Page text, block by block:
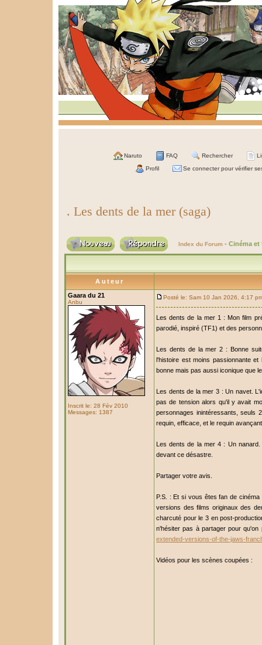
Naruto FAQ Rechercher
Profil Se connecter pour vérifier
. Les dents de la mer (saga)
Index du Forum - Cinéma et
Auteur
Gaara du 21
Anbu
Inscrit le: 28 Fév 2010
Messages: 1387
Posté le: Sam 10 Jan 2026, 4:17
Les dents de la mer 1 : Mon film
parodié, inspiré (TF1) et des
Les dents de la mer 2 : Bonne
l'histoire est moins passionnante
bonne mais pas aussi iconique que
Les dents de la mer 3 : Un navet.
pas de tension alors qu'il y avait
personnages inintéressants, seuls
requin, efficace, et le requin
Les dents de la mer 4 : Un
devant ce désastre.
Partager votre avis.
P.S. : Et si vous êtes fan de
versions des films originaux des
charcuté pour le 3 en post-
n'hésiter pas à partager pour
extended-versions-of-the-jaws-
Vidéos pour les scènes coupées :